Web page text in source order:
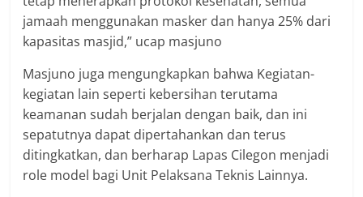
jamaah menggunakan masker dan hanya 25% dari
kapasitas masjid,” ucap masjuno
Masjuno juga mengungkapkan bahwa Kegiatan-
kegiatan lain seperti kebersihan terutama
keamanan sudah berjalan dengan baik, dan ini
sepatutnya dapat dipertahankan dan terus
ditingkatkan, dan berharap Lapas Cilegon menjadi
role model bagi Unit Pelaksana Teknis Lainnya.